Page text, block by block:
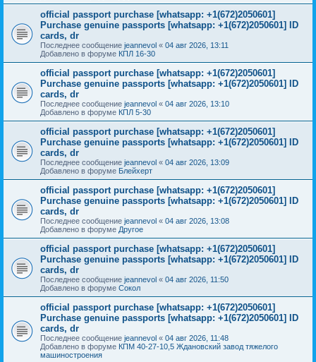
official passport purchase [whatsapp: +1(672)2050601]
Purchase genuine passports [whatsapp: +1(672)2050601] ID
cards, dr
Последнее сообщение jeannevol « 04 авг 2026, 13:11
Добавлено в форуме КПЛ 16-30
official passport purchase [whatsapp: +1(672)2050601]
Purchase genuine passports [whatsapp: +1(672)2050601] ID
cards, dr
Последнее сообщение jeannevol « 04 авг 2026, 13:10
Добавлено в форуме КПЛ 5-30
official passport purchase [whatsapp: +1(672)2050601]
Purchase genuine passports [whatsapp: +1(672)2050601] ID
cards, dr
Последнее сообщение jeannevol « 04 авг 2026, 13:09
Добавлено в форуме Блейхерт
official passport purchase [whatsapp: +1(672)2050601]
Purchase genuine passports [whatsapp: +1(672)2050601] ID
cards, dr
Последнее сообщение jeannevol « 04 авг 2026, 13:08
Добавлено в форуме Другое
official passport purchase [whatsapp: +1(672)2050601]
Purchase genuine passports [whatsapp: +1(672)2050601] ID
cards, dr
Последнее сообщение jeannevol « 04 авг 2026, 11:50
Добавлено в форуме Сокол
official passport purchase [whatsapp: +1(672)2050601]
Purchase genuine passports [whatsapp: +1(672)2050601] ID
cards, dr
Последнее сообщение jeannevol « 04 авг 2026, 11:48
Добавлено в форуме КПМ 40-27-10,5 Ждановский завод тяжелого
машиностроения